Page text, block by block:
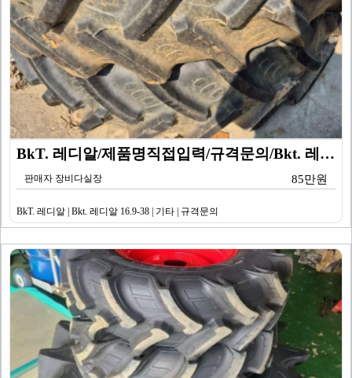
BkT. 레디알/제품명직접입력/규격문의/Bkt. 레디알…
판매자 장비다실장 85만원
BkT. 레디알 | Bkt. 레디알 16.9-38 | 기타 | 규격문의